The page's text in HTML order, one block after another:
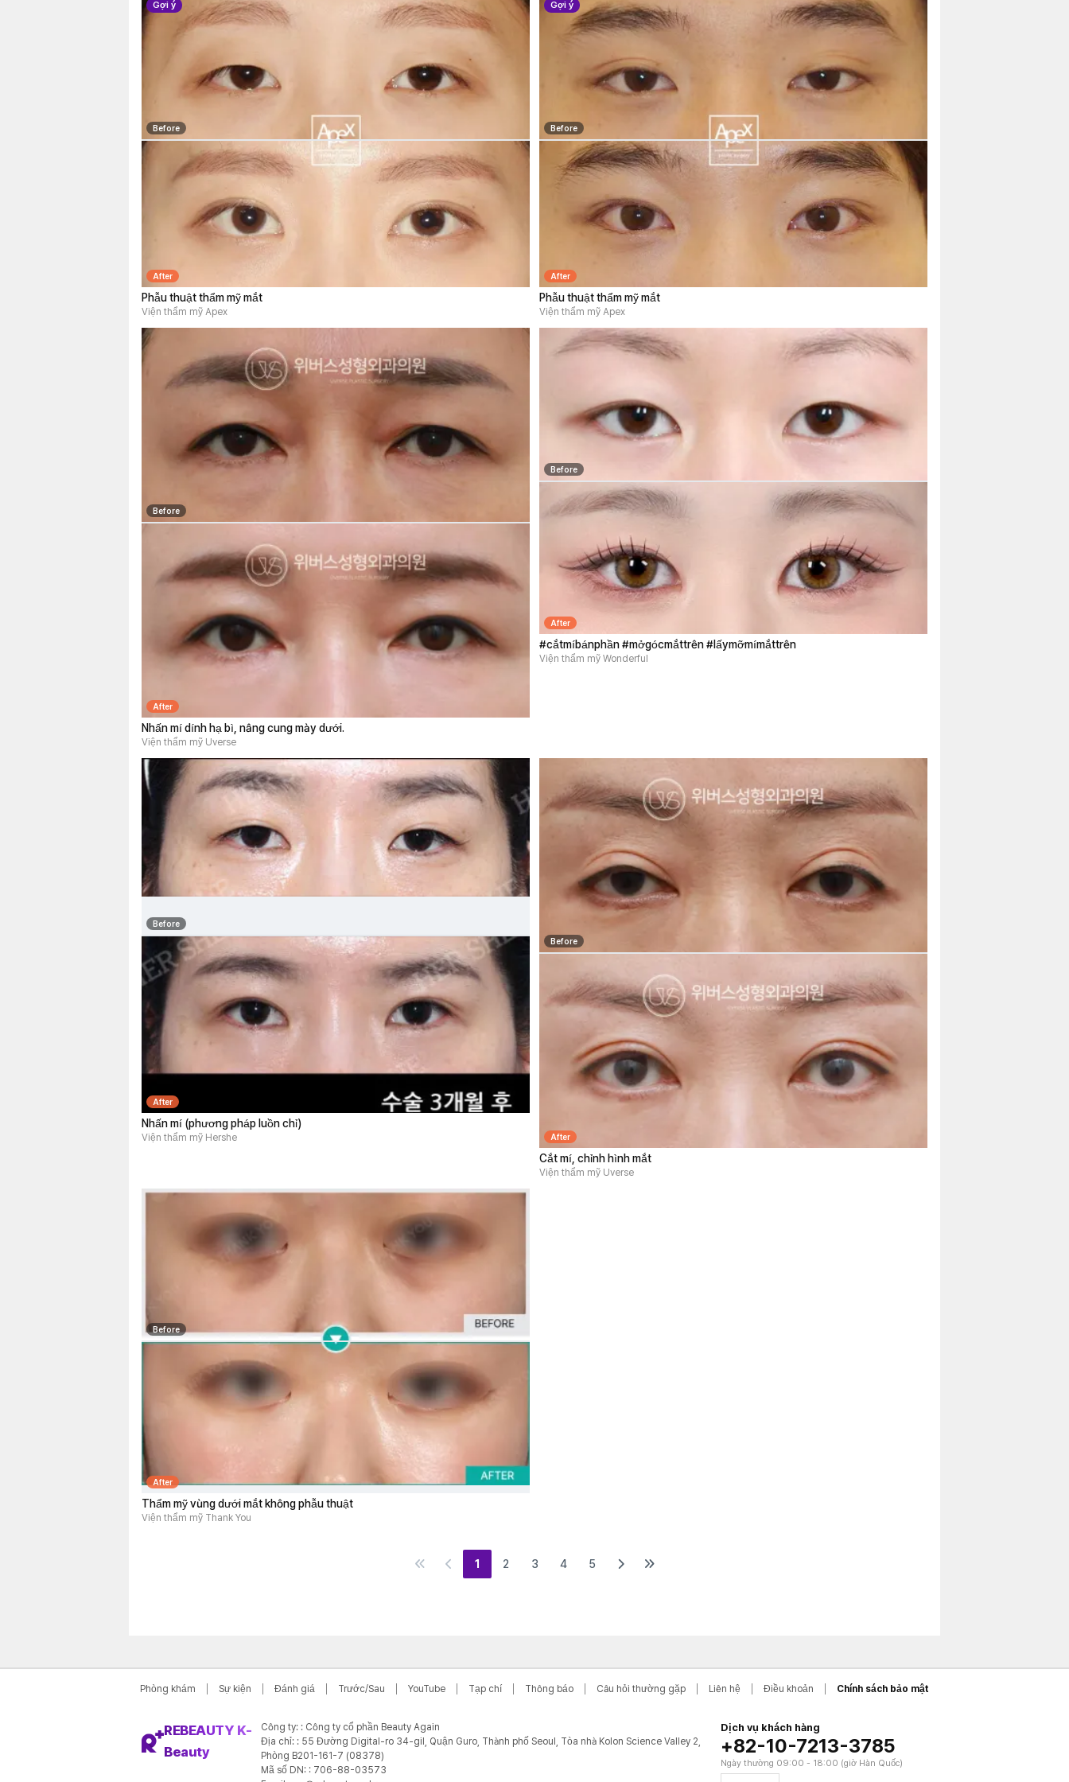
Before
After
Gợi ý
Phẫu thuật thẩm mỹ mắt
Viện thẩm mỹ Apex
Before
After
Gợi ý
Phẫu thuật thẩm mỹ mắt
Viện thẩm mỹ Apex
Before
After
Nhấn mí dính hạ bì, nâng cung mày dưới.
Viện thẩm mỹ Uverse
Before
After
#cắtmíbánphần #mởgócmắttrên #lấymỡmímắttrên
Viện thẩm mỹ Wonderful
Before
After
Nhấn mí (phương pháp luồn chỉ)
Viện thẩm mỹ Hershe
Before
After
Cắt mí, chỉnh hình mắt
Viện thẩm mỹ Uverse
Before
After
Thẩm mỹ vùng dưới mắt không phẫu thuật
Viện thẩm mỹ Thank You
1 2 3 4 5
Phòng khám Sự kiện Đánh giá Trước/Sau YouTube Tạp chí Thông báo Câu hỏi thường gặp Liên hệ Điều khoản Chính sách bảo mật
REBEAUTY K-
Beauty
Công ty: : Công ty cổ phần Beauty Again
Địa chỉ: : 55 Đường Digital-ro 34-gil, Quận Guro, Thành phố Seoul, Tòa nhà Kolon Science Valley 2,
Phòng B201-161-7 (08378)
Mã số DN: : 706-88-03573
Dịch vụ khách hàng
+82-10-7213-3785
Ngày thường 09:00 - 18:00 (giờ Hàn Quốc)